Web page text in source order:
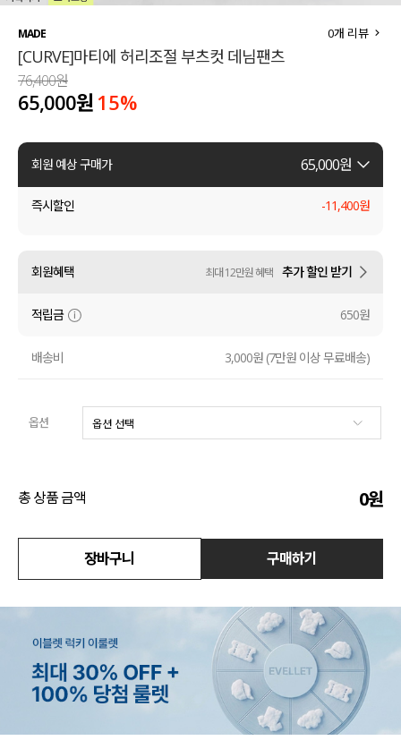
티셔츠
팬츠
셔츠
원피스
수영복
아우터
코디템
언더웨어
MADE
[CURVE]마티에 허리조절 부츠컷 데님팬츠
0개 리뷰
76,400원
65,000원 15%
회원 예상 구매가 65,000원
즉시할인 -11,400원
회원혜택 최대 12만원 혜택 추가 할인 받기
적립금 650원
배송비 3,000원 (7만원 이상 무료배송)
옵션
총 상품 금액 0원
장바구니 구매하기